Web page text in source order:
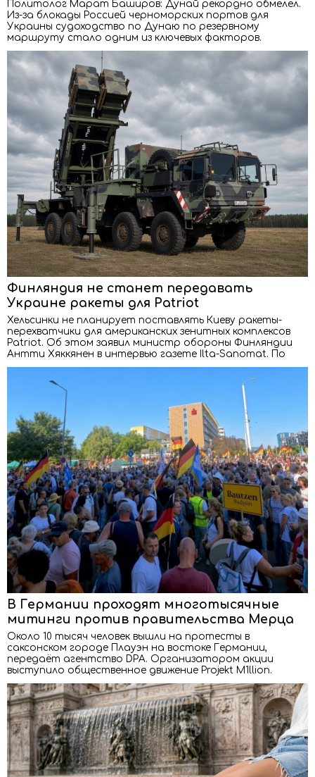
Политолог Марат Баширов: Дунай рекордно обмелел.
Из-за блокады Россией черноморских портов для
Украины судоходство по Дунаю по резервному
маршруту стало одним из ключевых факторов.
Финляндия не станет передавать
Украине ракеты для Patriot
Хельсинки не планирует поставлять Киеву ракеты-
перехватчики для американских зенитных комплексов
Patriot. Об этом заявил министр обороны Финляндии
Антти Хяккянен в интервью газете Ilta-Sanomat. По
В Германии проходят многотысячные
митинги против правительства Мерца
Около 10 тысяч человек вышли на протесты в
саксонском городе Плауэн на востоке Германии,
передаёт агентство DPA. Организатором акции
выступило общественное движение Projekt M1llion.